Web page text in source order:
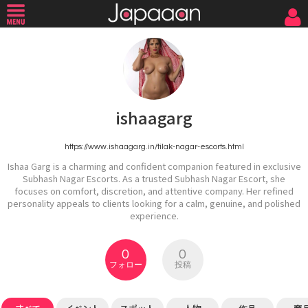
ishaagarg
https://www.ishaagarg.in/tilak-nagar-escorts.html
Ishaa Garg is a charming and confident companion featured in exclusive
Subhash Nagar Escorts. As a trusted Subhash Nagar Escort, she
focuses on comfort, discretion, and attentive company. Her refined
personality appeals to clients looking for a calm, genuine, and polished
experience.
0
フォロー
0
投稿